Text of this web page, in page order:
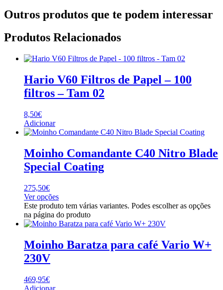
Outros produtos que te podem interessar
Produtos Relacionados
Hario V60 Filtros de Papel – 100
filtros – Tam 02
8,50€
Adicionar
Moinho Comandante C40 Nitro Blade
Special Coating
275,50€
Ver opções
Este produto tem várias variantes. Podes escolher as opções
na página do produto
Moinho Baratza para café Vario W+
230V
469,95€
Adicionar